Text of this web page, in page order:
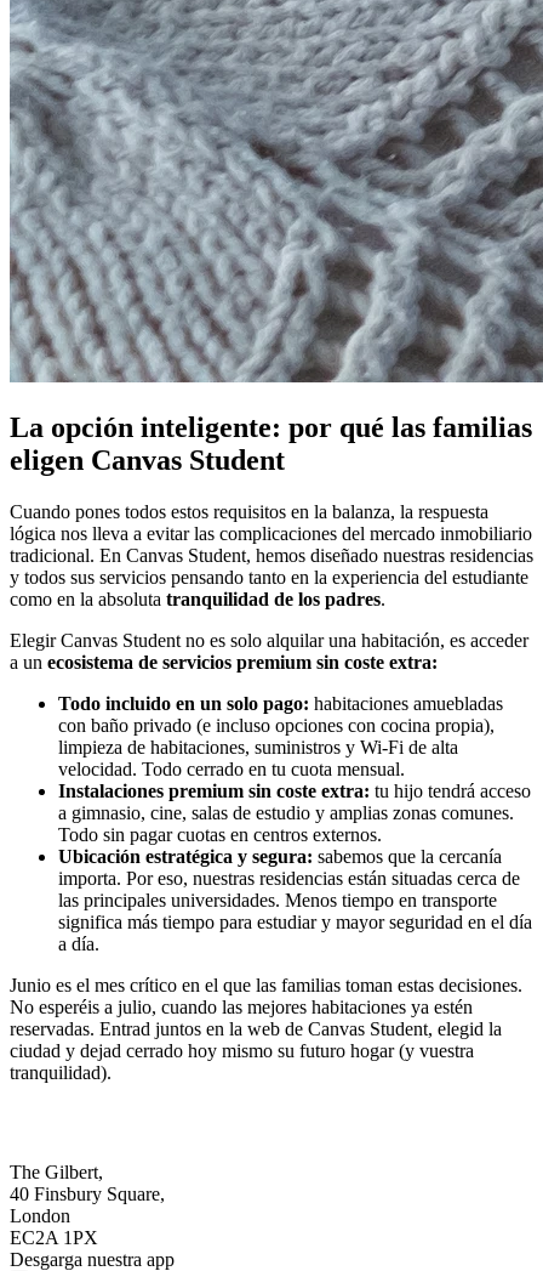
La opción inteligente: por qué las familias
eligen Canvas Student
Cuando pones todos estos requisitos en la balanza, la respuesta
lógica nos lleva a evitar las complicaciones del mercado inmobiliario
tradicional. En Canvas Student, hemos diseñado nuestras residencias
y todos sus servicios pensando tanto en la experiencia del estudiante
como en la absoluta tranquilidad de los padres.
Elegir Canvas Student no es solo alquilar una habitación, es acceder
a un ecosistema de servicios premium sin coste extra:
Todo incluido en un solo pago: habitaciones amuebladas
con baño privado (e incluso opciones con cocina propia),
limpieza de habitaciones, suministros y Wi-Fi de alta
velocidad. Todo cerrado en tu cuota mensual.
Instalaciones premium sin coste extra: tu hijo tendrá acceso
a gimnasio, cine, salas de estudio y amplias zonas comunes.
Todo sin pagar cuotas en centros externos.
Ubicación estratégica y segura: sabemos que la cercanía
importa. Por eso, nuestras residencias están situadas cerca de
las principales universidades. Menos tiempo en transporte
significa más tiempo para estudiar y mayor seguridad en el día
a día.
Junio es el mes crítico en el que las familias toman estas decisiones.
No esperéis a julio, cuando las mejores habitaciones ya estén
reservadas. Entrad juntos en la web de Canvas Student, elegid la
ciudad y dejad cerrado hoy mismo su futuro hogar (y vuestra
tranquilidad).
The Gilbert,
40 Finsbury Square,
London
EC2A 1PX
Desgarga nuestra app